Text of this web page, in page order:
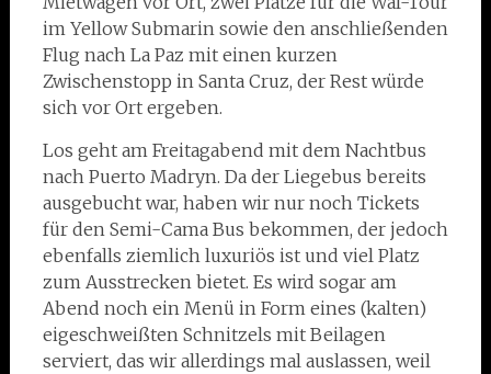
im Yellow Submarin sowie den anschließenden
Flug nach La Paz mit einen kurzen
Zwischenstopp in Santa Cruz, der Rest würde
sich vor Ort ergeben.
Los geht am Freitagabend mit dem Nachtbus
nach Puerto Madryn. Da der Liegebus bereits
ausgebucht war, haben wir nur noch Tickets
für den Semi-Cama Bus bekommen, der jedoch
ebenfalls ziemlich luxuriös ist und viel Platz
zum Ausstrecken bietet. Es wird sogar am
Abend noch ein Menü in Form eines (kalten)
eigeschweißten Schnitzels mit Beilagen
serviert, das wir allerdings mal auslassen, weil